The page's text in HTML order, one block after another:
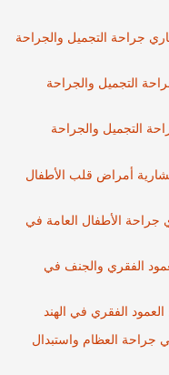
جراحة التجميل والجراحة
التجميل والجراحة
التجميل والجراحة
أمراض قلب الأطفال
جراحة الأطفال العامة في
الفقري والجنف في
الفقري في الهند
جراحة العظام واستبدال